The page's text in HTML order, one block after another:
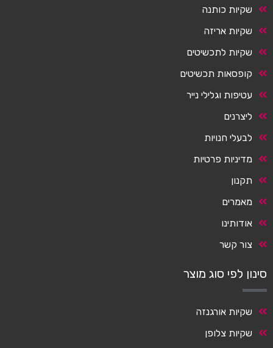
שקיות כותנה
שקיות אריזה
שקיות לתכשיטים
קופסאות תכשיטים
עטיפות וגלילי נייר
ליצרנים
לבעלי חנויות
מדיניות פרטיות
תקנון
מאמרים
אודותינו
צור קשר
סינון לפי סוג מוצר
שקיות אורגנזה
שקיות צלופן